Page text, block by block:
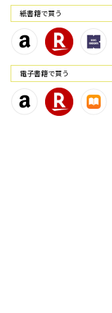
紙書籍で買う
電⼦書籍で買う